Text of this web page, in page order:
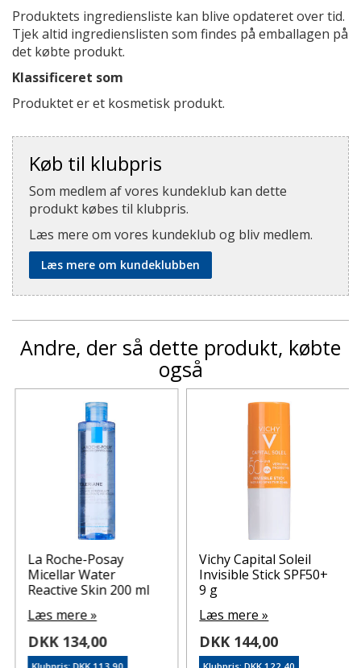
Produktets ingrediensliste kan blive opdateret over tid.
Tjek altid ingredienslisten som findes på emballagen på
det købte produkt.
Klassificeret som
Produktet er et kosmetisk produkt.
Køb til klubpris
Som medlem af vores kundeklub kan dette
produkt købes til klubpris.
Læs mere om vores kundeklub og bliv medlem.
Læs mere om kundeklubben
Andre, der så dette produkt, købte
også
La Roche-Posay
Micellar Water
Reactive Skin 200 ml
Læs mere »
DKK 134,00
Vichy Capital Soleil
Invisible Stick SPF50+
9 g
Læs mere »
DKK 144,00